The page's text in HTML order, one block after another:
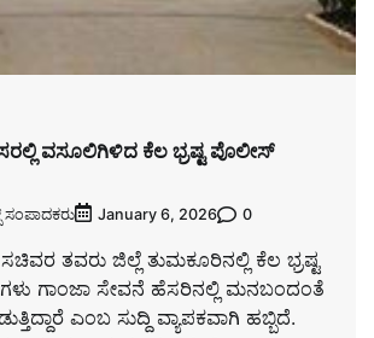
ವಸೂಲಿಗಿಳಿದ ಕೆಲ ಭ್ರಷ್ಟ ಪೊಲೀಸ್
January 6, 2026 0
ತವರು ಜಿಲ್ಲೆ ತುಮಕೂರಿನಲ್ಲಿ ಕೆಲ ಭ್ರಷ್ಟ
ಗಾಂಜಾ ಸೇವನೆ ಹೆಸರಿನಲ್ಲಿ ಮನಬಂದಂತೆ
ಎಂಬ ಸುದ್ದಿ ವ್ಯಾಪಕವಾಗಿ ಹಬ್ಬಿದೆ.